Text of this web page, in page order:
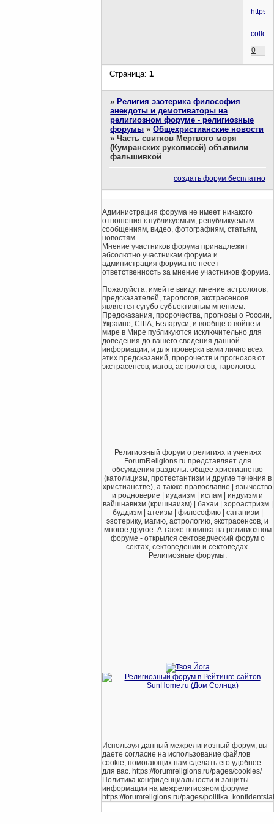
0
Страница:1
» Религия эзотерика философия
анекдоты и демотиваторы на
религиозном форуме - религиозные
форумы »Общехристианские новости
»Часть свитков Мертвого моря
(Кумранских рукописей) объявили
фальшивкой
создать форум бесплатно
Администрация форума не имеет никакого
отношения к публикуемым, републикуемым
сообщениям, видео, фотографиям, статьям,
новостям.
Мнение участников форума принадлежит
абсолютно участникам форума и
администрация форума не несет
ответственность за мнение участников форума.
Пожалуйста, имейте ввиду, мнение астрологов,
предсказателей, тарологов, экстрасенсов
является сугубо субъективным мнением.
Предсказания, пророчества, прогнозы о России,
Украине, США, Беларуси, и вообще о войне и
мире в Мире публикуются исключительно для
доведения до вашего сведения данной
информации, и для проверки вами лично всех
этих предсказаний, пророчеств и прогнозов от
экстрасенсов, магов, астрологов, тарологов.
Религиозный форум о религиях и учениях
ForumReligions.ru представляет для
обсуждения разделы: общее христианство
(католицизм, протестантизм и другие течения в
христианстве), а также православие | язычество
и родноверие | иудаизм | ислам | индуизм и
вайшнавизм (кришнаизм) | бахаи | зороастризм |
буддизм | атеизм | философию | сатанизм |
эзотерику, магию, астрологию, экстрасенсов, и
многое другое. А также новинка на религиозном
форуме - открылся сектоведческий форум о
сектах, сектоведении и сектоведах.
Религиозные форумы.
Используя данный межрелигиозный форум, вы
даете согласие на использование файлов
cookie, помогающих нам сделать его удобнее
для вас. https://forumreligions.ru/pages/cookies/
Политика конфиденциальности и защиты
информации на межрелигиозном форуме
https://forumreligions.ru/pages/